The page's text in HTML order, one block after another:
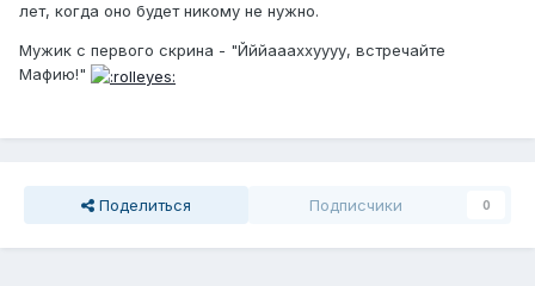
лет, когда оно будет никому не нужно.
Мужик с первого скрина - "Йййаааххуууу, встречайте
Мафию!"
Поделиться Подписчики 0